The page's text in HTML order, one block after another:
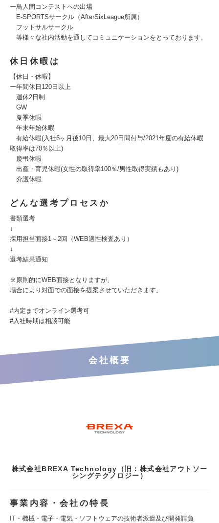
ー鳥人間コンテストへの出場
E-SPORTSサークル（AfterSixLeague所属）
フットサルサークル
等様々な社内活動を通してコミュニケーションをとっております。
休日休暇は
【休日・休暇】
ー年間休日120日以上
週休2日制
GW
夏季休暇
年末年始休暇
有給休暇(入社6ヶ月後10日、最大20日間付与/2021年度の有給休暇
取得率は70％以上)
慶弔休暇
出産・育児休暇(女性の取得率100％/男性取得実績もあり)
介護休暇
どんな選考プロセスか
書類選考
↓
採用担当面接1～2回（WEB適性検査あり）
↓
選考結果通知
※原則的にWEB面接となりますが、
場合により対面での面接を提案させていただきます。
#内定までオンライン選考可
#入社時期は相談可能
会社概要
株式会社BREXA Technology（旧：株式会社アウトソー
シングテクノロジー）
事業内容・会社の特長
IT・機械・電子・電気・ソフトウェアの技術者派遣及び開発請負